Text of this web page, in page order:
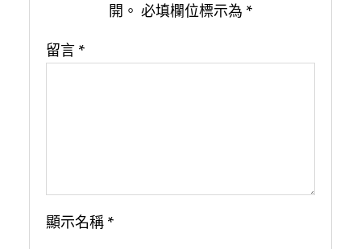
開。 必填欄位標示為 *
留言 *
顯示名稱 *